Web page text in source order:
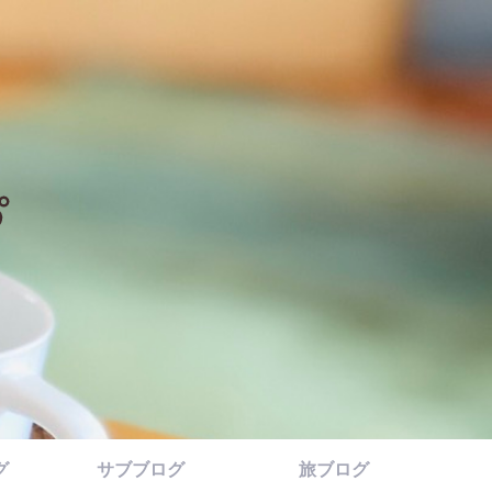
サブブログ 旅ブログ